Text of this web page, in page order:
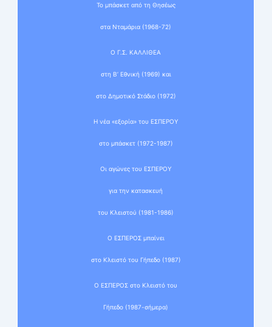
Το μπάσκετ από τη Θησέως
στα Νταμάρια (1968-72)
Ο Γ.Σ. ΚΑΛΛΙΘΕΑ
στη Β’ Εθνική (1969) και
στο Δημοτικό Στάδιο (1972)
Η νέα «εξορία» του ΕΣΠΕΡΟΥ
στο μπάσκετ (1972-1987)
Οι αγώνες του ΕΣΠΕΡΟΥ
για την κατασκευή
του Κλειστού (1981-1986)
Ο ΕΣΠΕΡΟΣ μπαίνει
στο Κλειστό του Γήπεδο (1987)
Ο ΕΣΠΕΡΟΣ στο Κλειστό του
Γήπεδο (1987-σήμερα)